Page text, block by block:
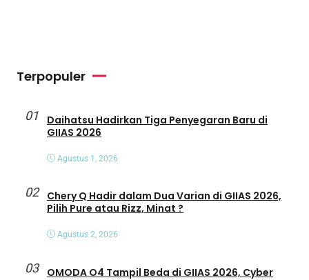
Terpopuler
01
Daihatsu Hadirkan Tiga Penyegaran Baru di
GIIAS 2026
Agustus 1, 2026
02
Chery Q Hadir dalam Dua Varian di GIIAS 2026,
Pilih Pure atau Rizz, Minat ?
Agustus 2, 2026
03
OMODA O4 Tampil Beda di GIIAS 2026, Cyber